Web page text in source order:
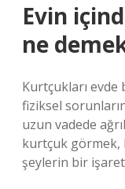
Evin
ne
Kurtçukları
fiziksel
uzun vadede
kurtçuk görmek,
şeylerin bir